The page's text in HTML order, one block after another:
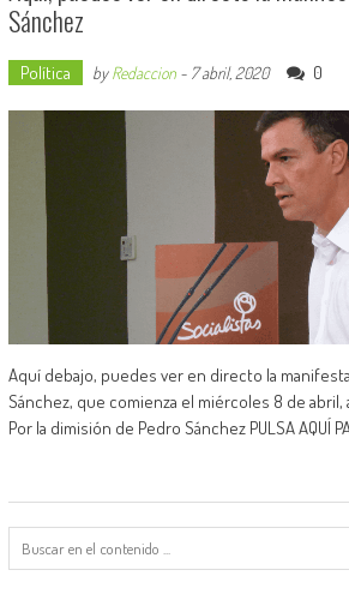
Sánchez
Política byRedaccion- 7 abril, 2020 0
Aquí debajo, puedes ver en directo la
Sánchez, que comienza el miércoles 8 de abril, a
Por la dimisión de Pedro Sánchez PULSA AQUÍ